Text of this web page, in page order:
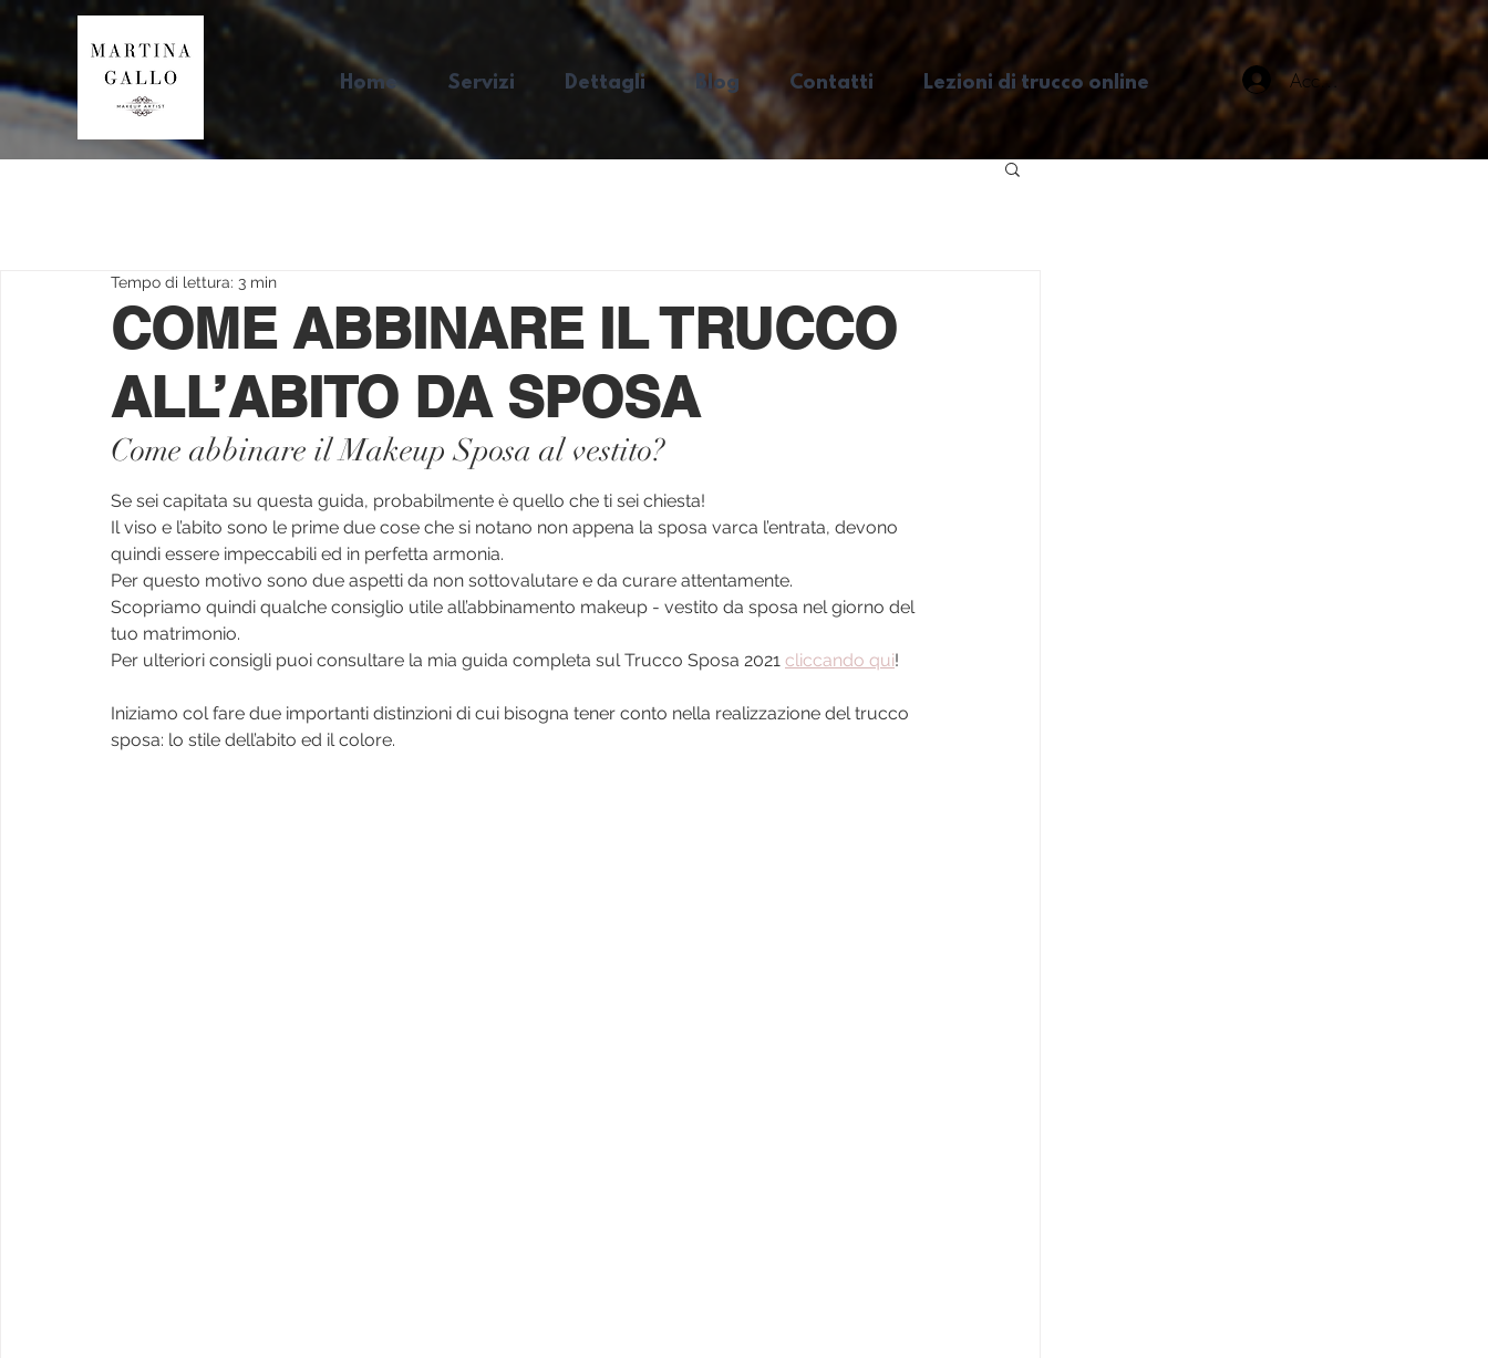
Home Servizi Dettagli Blog Contatti Lezioni di trucco online Accedi
COME ABBINARE IL TRUCCO
ALL’ABITO DA SPOSA
Tempo di lettura: 3 min
Come abbinare il Makeup Sposa al vestito?
Se sei capitata su questa guida, probabilmente è quello che ti sei chiesta!
Il viso e l’abito sono le prime due cose che si notano non appena la sposa varca l’entrata, devono
quindi essere impeccabili ed in perfetta armonia.
Per questo motivo sono due aspetti da non sottovalutare e da curare attentamente.
Scopriamo quindi qualche consiglio utile all’abbinamento makeup - vestito da sposa nel giorno del
tuo matrimonio.
Per ulteriori consigli puoi consultare la mia guida completa sul Trucco Sposa 2021 cliccando qui!
Iniziamo col fare due importanti distinzioni di cui bisogna tener conto nella realizzazione del trucco
sposa: lo stile dell’abito ed il colore.